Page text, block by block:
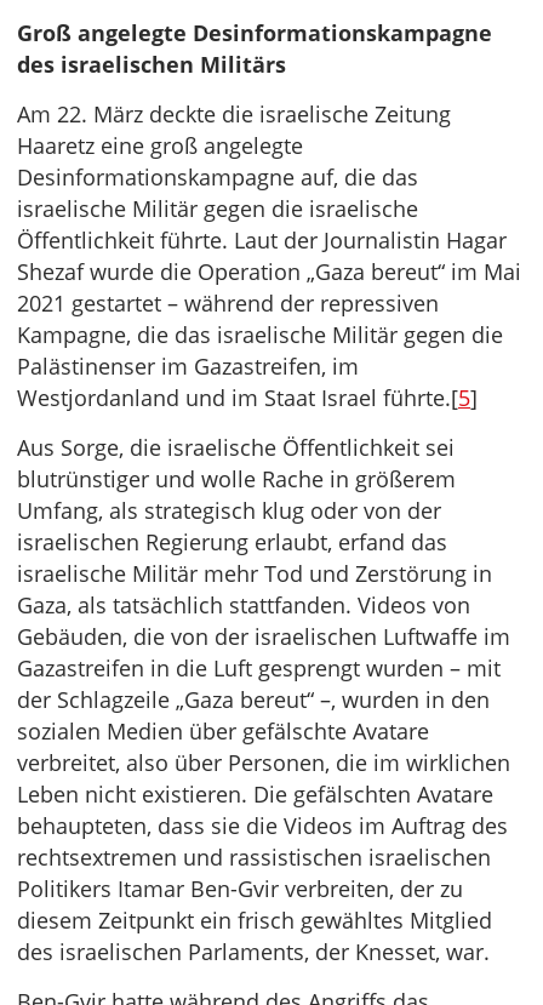
Groß angelegte Desinformationskampagne
des israelischen Militärs
Am 22. März deckte die israelische Zeitung
Haaretz eine groß angelegte
Desinformationskampagne auf, die das
israelische Militär gegen die israelische
Öffentlichkeit führte. Laut der Journalistin Hagar
Shezaf wurde die Operation „Gaza bereut“ im Mai
2021 gestartet – während der repressiven
Kampagne, die das israelische Militär gegen die
Palästinenser im Gazastreifen, im
Westjordanland und im Staat Israel führte.[5]
Aus Sorge, die israelische Öffentlichkeit sei
blutrünstiger und wolle Rache in größerem
Umfang, als strategisch klug oder von der
israelischen Regierung erlaubt, erfand das
israelische Militär mehr Tod und Zerstörung in
Gaza, als tatsächlich stattfanden. Videos von
Gebäuden, die von der israelischen Luftwaffe im
Gazastreifen in die Luft gesprengt wurden – mit
der Schlagzeile „Gaza bereut“ –, wurden in den
sozialen Medien über gefälschte Avatare
verbreitet, also über Personen, die im wirklichen
Leben nicht existieren. Die gefälschten Avatare
behaupteten, dass sie die Videos im Auftrag des
rechtsextremen und rassistischen israelischen
Politikers Itamar Ben-Gvir verbreiten, der zu
diesem Zeitpunkt ein frisch gewähltes Mitglied
des israelischen Parlaments, der Knesset, war.